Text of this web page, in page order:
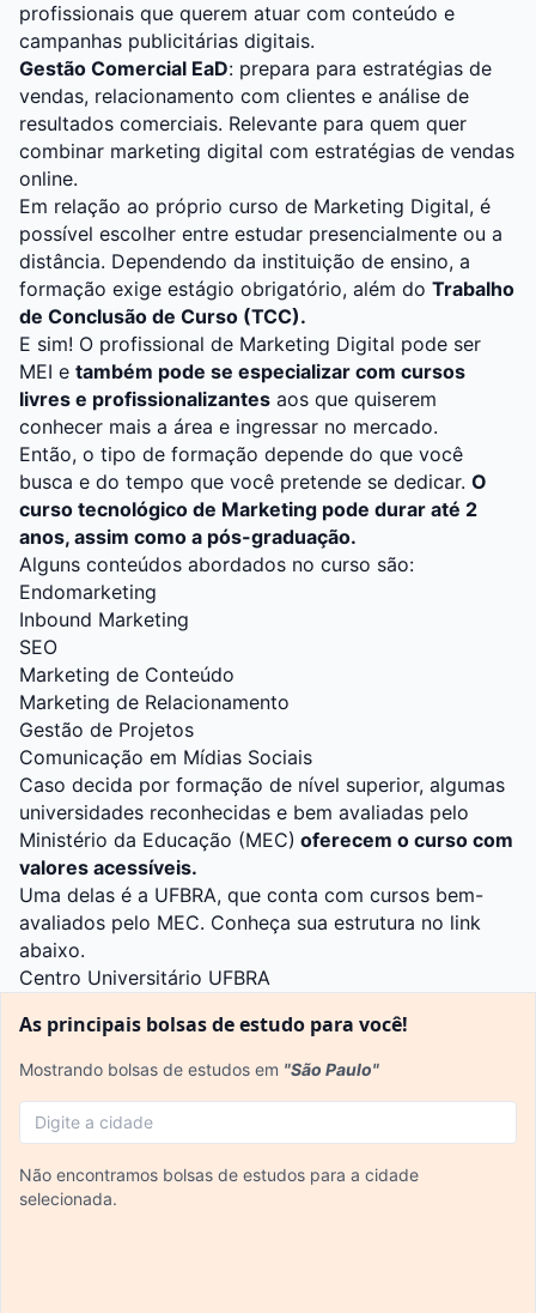
profissionais que querem atuar com conteúdo e
campanhas publicitárias digitais.
Gestão Comercial EaD: prepara para estratégias de
vendas, relacionamento com clientes e análise de
resultados comerciais. Relevante para quem quer
combinar marketing digital com estratégias de vendas
online.
Em relação ao próprio curso de Marketing Digital, é
possível escolher entre estudar presencialmente ou a
distância. Dependendo da instituição de ensino, a
formação exige estágio obrigatório, além do Trabalho
de Conclusão de Curso (TCC).
E sim! O profissional de Marketing Digital pode ser
MEI e também pode se especializar com cursos
livres e profissionalizantes aos que quiserem
conhecer mais a área e ingressar no mercado.
Então, o tipo de formação depende do que você
busca e do tempo que você pretende se dedicar. O
curso tecnológico de Marketing pode durar até 2
anos, assim como a pós-graduação.
Alguns conteúdos abordados no curso são:
Endomarketing
Inbound Marketing
SEO
Marketing de Conteúdo
Marketing de Relacionamento
Gestão de Projetos
Comunicação em Mídias Sociais
Caso decida por formação de nível superior, algumas
universidades reconhecidas e bem avaliadas pelo
Ministério da Educação (MEC) oferecem o curso com
valores acessíveis.
Uma delas é a UFBRA, que conta com cursos bem-
avaliados pelo MEC. Conheça sua estrutura no link
abaixo.
Centro Universitário UFBRA
As principais bolsas de estudo para você!
Mostrando bolsas de estudos em "São Paulo"
Não encontramos bolsas de estudos para a cidade
selecionada.